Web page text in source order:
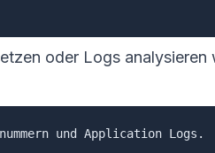
oder Logs
und Application Logs.